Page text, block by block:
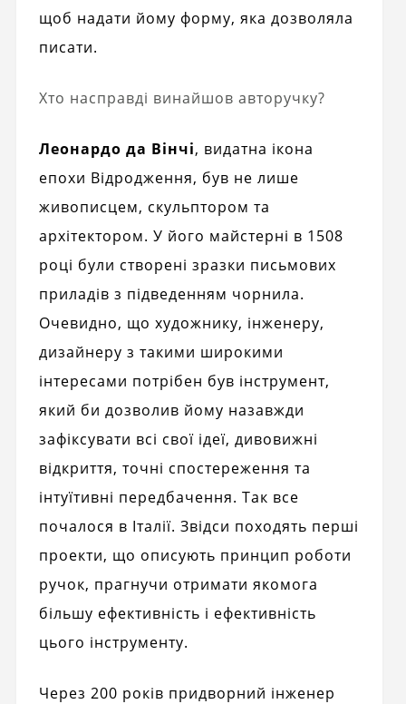
щоб надати йому форму, яка дозволяла
писати.
Хто насправді винайшов авторучку?
Леонардо да Вінчі, видатна ікона
епохи Відродження, був не лише
живописцем, скульптором та
архітектором. У його майстерні в 1508
році були створені зразки письмових
приладів з підведенням чорнила.
Очевидно, що художнику, інженеру,
дизайнеру з такими широкими
інтересами потрібен був інструмент,
який би дозволив йому назавжди
зафіксувати всі свої ідеї, дивовижні
відкриття, точні спостереження та
інтуїтивні передбачення. Так все
почалося в Італії. Звідси походять перші
проекти, що описують принцип роботи
ручок, прагнучи отримати якомога
більшу ефективність і ефективність
цього інструменту.
Через 200 років придворний інженер